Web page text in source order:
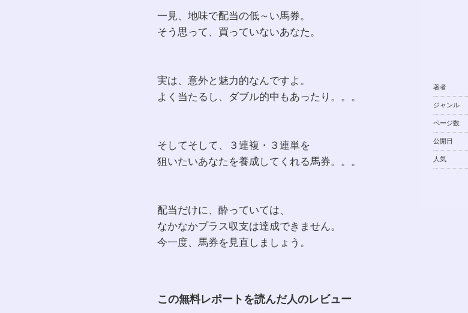
著者
ジャンル
ページ数
公開日
人気
一見、地味で配当の低～い馬券。
そう思って、買っていないあなた。
実は、意外と魅力的なんですよ。
よく当たるし、ダブル的中もあったり。。。
そしてそして、３連複・３連単を
狙いたいあなたを養成してくれる馬券。。。
配当だけに、酔っていては、
なかなかプラス収支は達成できません。
今一度、馬券を見直しましょう。
この無料レポートを読んだ人のレビュー